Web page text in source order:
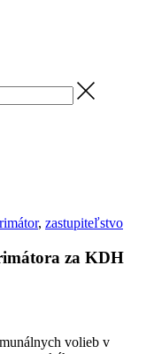
, zastupiteľstvo
za KDH
volieb v